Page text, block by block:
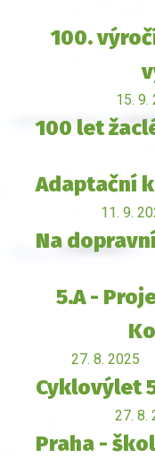
100.
15. 9.
100 let
Adaptační
11. 9.
Na
5.A -
27. 8. 2025
Cyklovýlet
27. 8.
Praha -